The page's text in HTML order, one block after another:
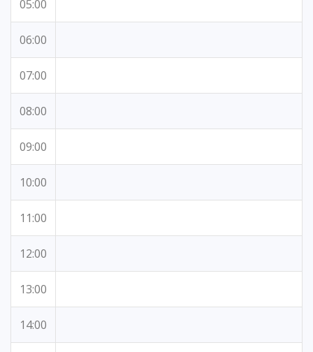
05:00
06:00
07:00
08:00
09:00
10:00
11:00
12:00
13:00
14:00